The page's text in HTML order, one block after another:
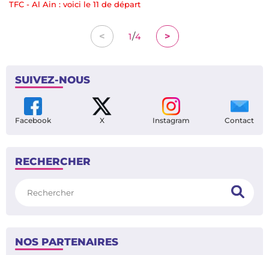
TFC - Al Ain : voici le 11 de départ
< 1/4 >
SUIVEZ-NOUS
Facebook X Instagram Contact
RECHERCHER
NOS PARTENAIRES